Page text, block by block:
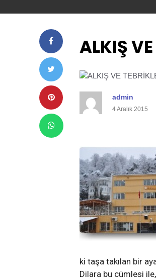
ALKIŞ
admin
4 Aralık 2015
ki taşa takılan bir
Dilara bu cümlesi ile,